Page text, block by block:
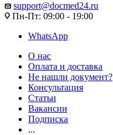
support@docmed24.ru
Пн-Пт: 09:00 - 19:00
WhatsApp
О нас
Оплата и доставка
Не нашли документ?
Консультация
Статьи
Вакансии
Подписка
...